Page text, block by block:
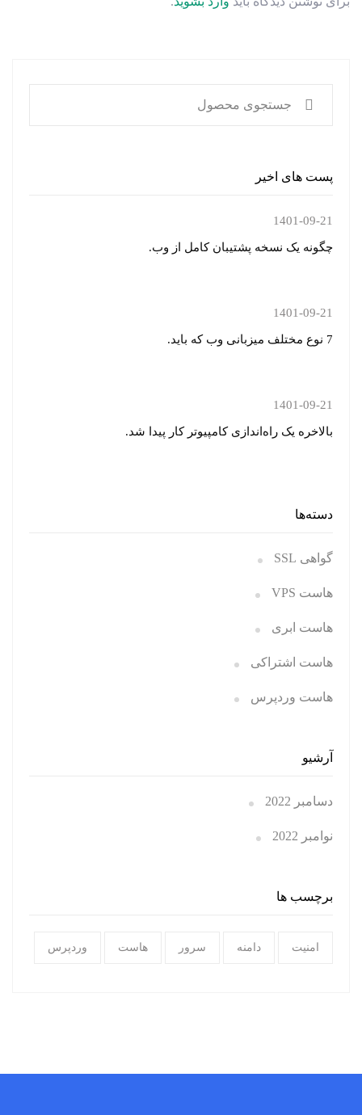
پست های اخیر
1401-09-21
چگونه یک نسخه پشتیبان کامل از وب.
1401-09-21
7 نوع مختلف میزبانی وب که باید.
1401-09-21
بالاخره یک راه‌اندازی کامپیوتر کار پیدا شد.
دسته‌ها
گواهی SSL
هاست VPS
هاست ابری
هاست اشتراکی
هاست وردپرس
آرشیو
دسامبر 2022
نوامبر 2022
برچسب ها
امنیت دامنه سرور هاست وردپرس